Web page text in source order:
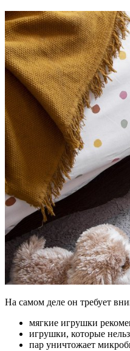
На самом деле он требует
мягкие игрушки
игрушки, которые
пар уничтожает